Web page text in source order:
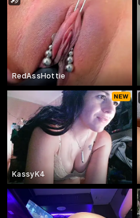
RedAssHottie
KassyK4